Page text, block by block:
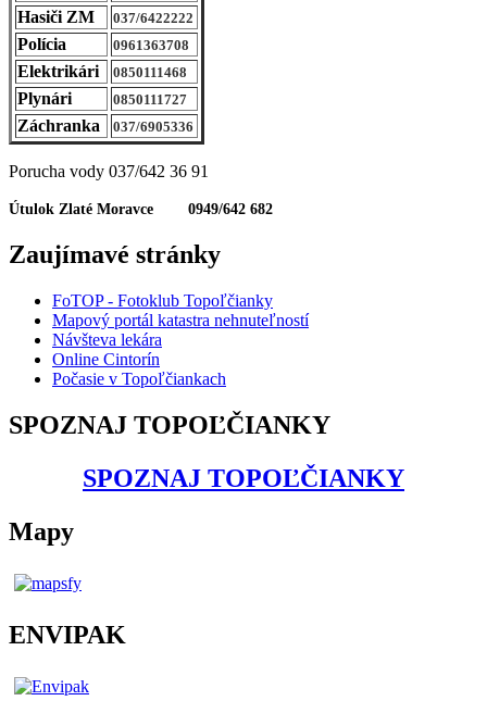
Hasiči ZM
037/6422222
Polícia 0961363708
Elektrikári 0850111468
Plynári 0850111727
Záchranka 037/6905336
Porucha vody 037/642 36 91
Útulok Zlaté Moravce 0949/642 682
Zaujímavé stránky
FoTOP - Fotoklub Topoľčianky
Mapový portál katastra nehnuteľností
Návšteva lekára
Online Cintorín
Počasie v Topoľčiankach
SPOZNAJ TOPOĽČIANKY
SPOZNAJ TOPOĽČIANKY
Mapy
ENVIPAK